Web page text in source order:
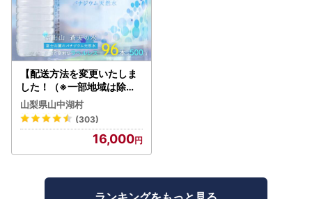
【配送方法を変更いたしま
した！（※一部地域は除く
）】＜ラベルレス＞富士山
蒼天の水 500ml×96本（４
ケース）YC001
山梨県山中湖村
(303)
16,000